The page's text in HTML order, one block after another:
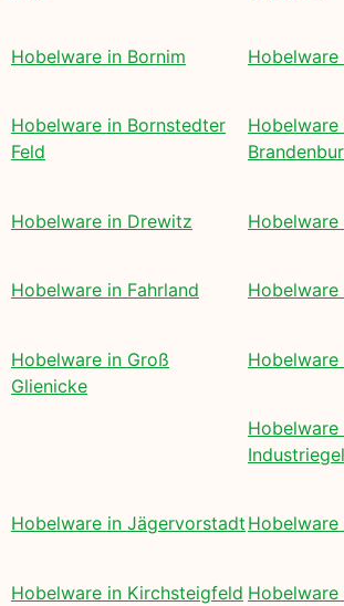
Hobelware in Bornim
Hobelware in Bornstedter
Feld
Hobelware
Hobelware in Drewitz Hobelware
Hobelware in Fahrland Hobelware
Hobelware in Groß
Glienicke
Hobelware
Hobelware
Hobelware in Jägervorstadt
Hobelware in Kirchsteigfeld Hobelware